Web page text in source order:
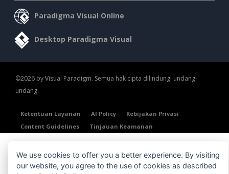
Paradigma Visual Online
Desktop Paradigma Visual
©2026 by Visual Paradigm. Semua hak cipta dilindungi undang-
undang.
Ketentuan Layanan AI Policy
Kebijakan Privasi
Content Guidelines
Tinjauan Keamanan
We use cookies to offer you a better experience. By visiting
our website, you agree to the use of cookies as described